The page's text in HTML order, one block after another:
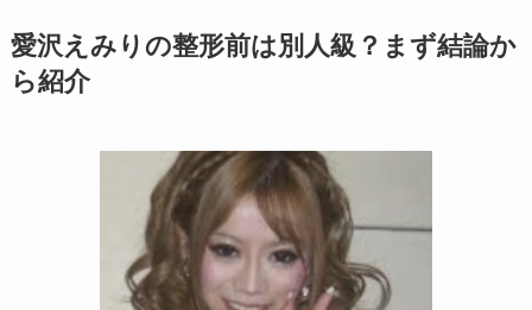
愛沢えみりの整形前は別人級？まず結論か
ら紹介